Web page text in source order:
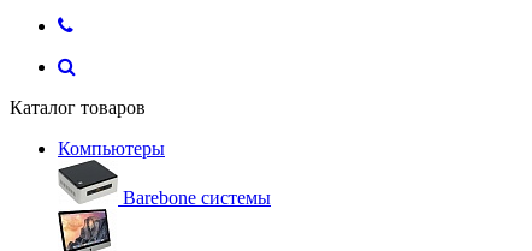
Каталог товаров
Компьютеры
Barebone системы